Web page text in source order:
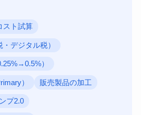
スト試算
デジタル税）
）
） 販売製品の加工
プ2.0